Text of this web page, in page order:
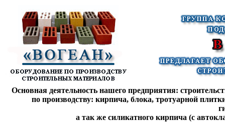
Основная деятельность нашего предприятия:
по производству: кирпича, блока, тротуарной
а так же силикатного кирпича (с